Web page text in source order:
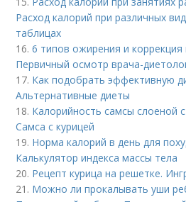
Расход калорий при различных
таблицах
16.6 типов ожирения и коррекция
Первичный осмотр врача-
17. Как подобрать эффективную
Альтернативные диеты
18. Калорийность самсы слоеной
Самса с курицей
19. Норма калорий в день для
Калькулятор индекса массы тела
20. Рецепт курица на решетке.
21. Можно ли прокалывать уши